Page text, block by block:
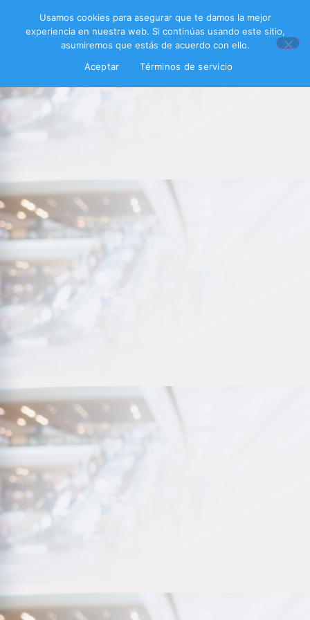
Usamos cookies para asegurar que te damos la mejor
experiencia en nuestra web. Si continúas usando este sitio,
asumiremos que estás de acuerdo con ello.
Aceptar
Términos de servicio